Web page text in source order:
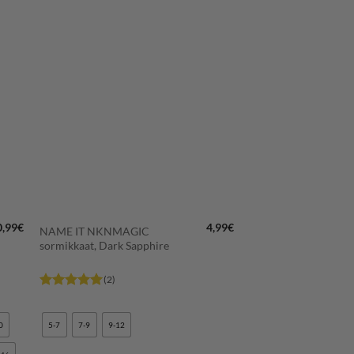
€
NAME IT NKNMAGIC
sormikkaat, Dark Sapphire
tuotteesta: 5
/ 5
(2)
4,99€
5-7 7-9 9-12